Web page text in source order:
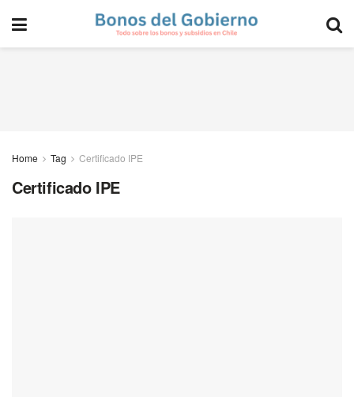
Home Tag Certificado IPE
Certificado IPE